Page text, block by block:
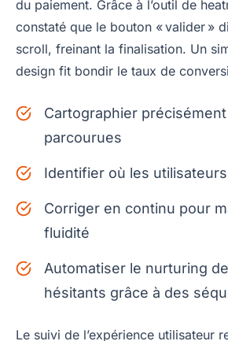
du paiement. Grâce à l’outil de
constaté que le bouton « valider »
scroll, freinant la finalisation. Un
design fit bondir le taux de
Cartographier
parcourues
Identifier où les
Corriger en continu pour
fluidité
Automatiser le nurturing
hésitants grâce à des
Le suivi de l’expérience utilisateur